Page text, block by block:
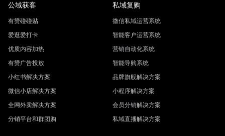
公域获客
有赞碰碰贴
爱逛爱打卡
优质内容加热
有赞广告投放
小红书解决方案
微信小店解决方案
全网外卖解决方案
分销平台和群团购
私域复购
微信私域运营系统
智能客户运营系统
营销自动化系统
智能导购系统
品牌旗舰解决方案
小程序解决方案
会员分销解决方案
私域直播解决方案